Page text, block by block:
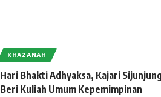
KHAZANAH
Hari Bhakti Adhyaksa, Kajari Sijunjung
Beri Kuliah Umum Kepemimpinan